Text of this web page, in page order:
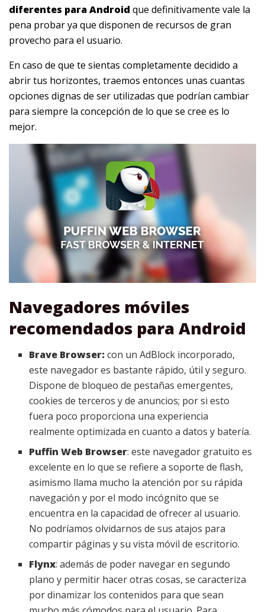
diferentes para Android que definitivamente vale la
pena probar ya que disponen de recursos de gran
provecho para el usuario.
En caso de que te sientas completamente decidido a
abrir tus horizontes, traemos entonces unas cuantas
opciones dignas de ser utilizadas que podrían cambiar
para siempre la concepción de lo que se cree es lo
mejor.
Navegadores móviles
recomendados para Android
Brave Browser:con un AdBlock incorporado,
este navegador es bastante rápido, útil y seguro.
Dispone de bloqueo de pestañas emergentes,
cookies de terceros y de anuncios; por si esto
fuera poco proporciona una experiencia
realmente optimizada en cuanto a datos y batería.
Puffin Web Browser: este navegador gratuito es
excelente en lo que se refiere a soporte de flash,
asimismo llama mucho la atención por su rápida
navegación y por el modo incógnito que se
encuentra en la capacidad de ofrecer al usuario.
No podríamos olvidarnos de sus atajos para
compartir páginas y su vista móvil de escritorio.
Flynx: además de poder navegar en segundo
plano y permitir hacer otras cosas, se caracteriza
por dinamizar los contenidos para que sean